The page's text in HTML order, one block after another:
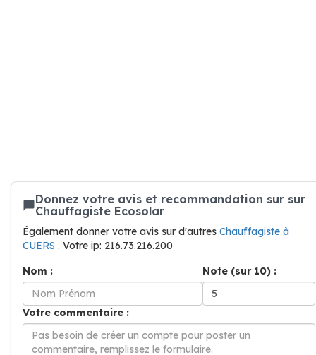
Donnez votre avis et recommandation sur sur
Chauffagiste Ecosolar
Également donner votre avis sur d'autres Chauffagiste à
CUERS . Votre ip: 216.73.216.200
Nom :
Note (sur 10) :
Votre commentaire :